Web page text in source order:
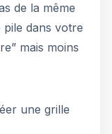
de la même
dans votre
mais moins
une grille